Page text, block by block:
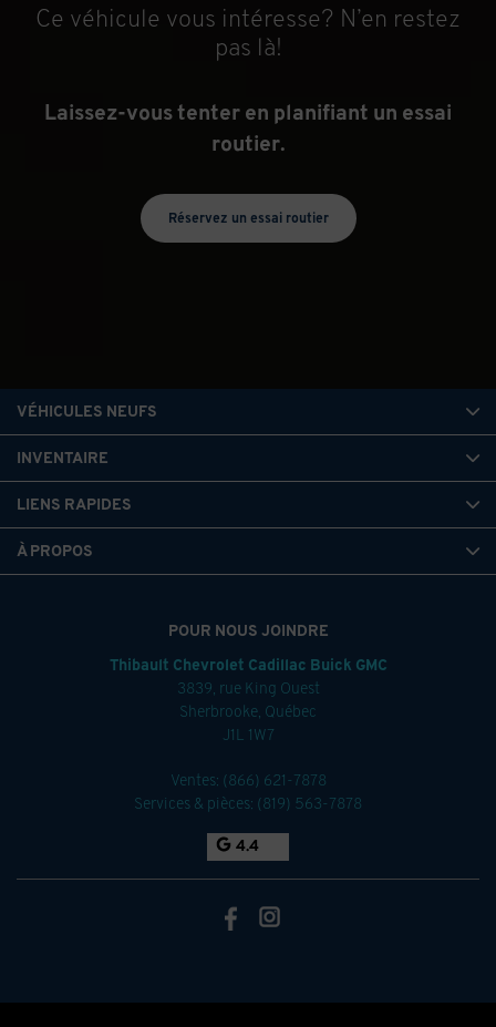
Ce véhicule vous intéresse? N’en restez
pas là!
Laissez-vous tenter en planifiant un essai
routier.
Réservez un essai routier
POUR NOUS JOINDRE
Thibault Chevrolet Cadillac Buick GMC
3839, rue King Ouest
Sherbrooke Québec
J1L 1W7
Ventes: (866) 621-7878
Services & pièces: (819) 563-7878
4.4
VÉHICULES NEUFS
INVENTAIRE
LIENS RAPIDES
À PROPOS